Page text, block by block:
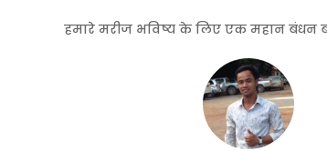
हमारे मरीज भविष्य के लिए एक महान बंधन